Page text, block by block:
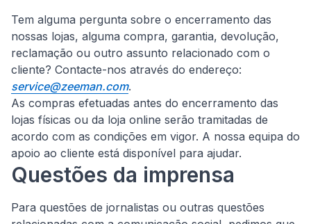
Tem alguma pergunta sobre o encerramento das
nossas lojas, alguma compra, garantia, devolução,
reclamação ou outro assunto relacionado com o
cliente? Contacte-nos através do endereço:
service@zeeman.com.
As compras efetuadas antes do encerramento das
lojas físicas ou da loja online serão tramitadas de
acordo com as condições em vigor. A nossa equipa do
apoio ao cliente está disponível para ajudar.
Questões da imprensa
Para questões de jornalistas ou outras questões